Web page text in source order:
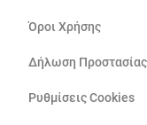
Όροι Χρήσης
Δήλωση
Ρυθμίσεις Cookies